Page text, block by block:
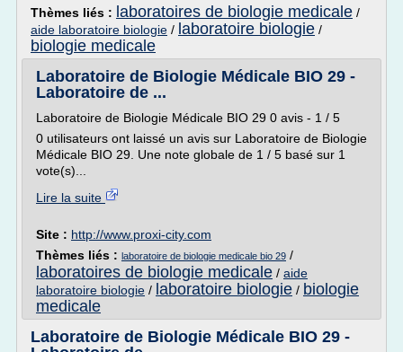
Thèmes liés : laboratoires de biologie medicale /
aide laboratoire biologie / laboratoire biologie /
biologie medicale
Laboratoire de Biologie Médicale BIO 29 -
Laboratoire de ...
Laboratoire de Biologie Médicale BIO 29 0 avis - 1 / 5
0 utilisateurs ont laissé un avis sur Laboratoire de Biologie
Médicale BIO 29. Une note globale de 1 / 5 basé sur 1
vote(s)...
Lire la suite
Site : http://www.proxi-city.com
Thèmes liés : laboratoire de biologie medicale bio 29 /
laboratoires de biologie medicale / aide
laboratoire biologie / laboratoire biologie / biologie
medicale
Laboratoire de Biologie Médicale BIO 29 -